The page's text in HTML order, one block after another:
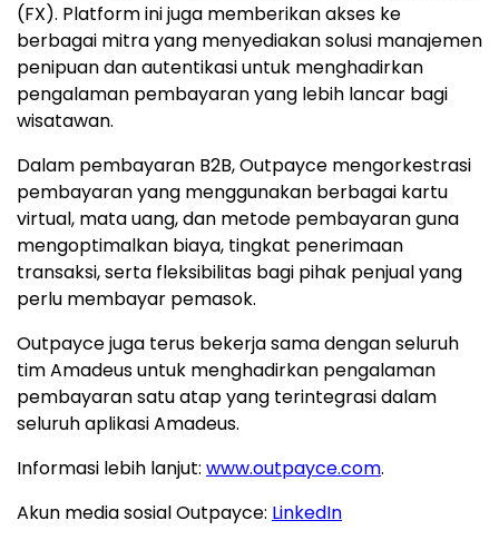
(FX). Platform ini juga memberikan akses ke
berbagai mitra yang menyediakan solusi manajemen
penipuan dan autentikasi untuk menghadirkan
pengalaman pembayaran yang lebih lancar bagi
wisatawan.
Dalam pembayaran B2B, Outpayce mengorkestrasi
pembayaran yang menggunakan berbagai kartu
virtual, mata uang, dan metode pembayaran guna
mengoptimalkan biaya, tingkat penerimaan
transaksi, serta fleksibilitas bagi pihak penjual yang
perlu membayar pemasok.
Outpayce juga terus bekerja sama dengan seluruh
tim Amadeus untuk menghadirkan pengalaman
pembayaran satu atap yang terintegrasi dalam
seluruh aplikasi Amadeus.
Informasi lebih lanjut: www.outpayce.com.
Akun media sosial Outpayce: LinkedIn